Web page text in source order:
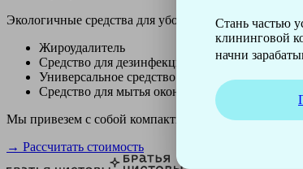
Стань частью
клининговой
начни
Экологичные средства для уборки немецкой марки
Жироудалитель
Средство для дезинфекции
Универсальное средство
Средство для мытья окон
Мы привезем с собой компактный
→ Рассчитать стоимость